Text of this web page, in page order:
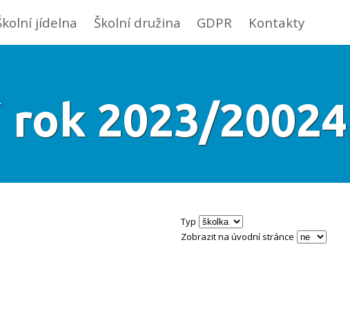
jídelna Školní družina GDPR Kontakty
2023/20024
Typ
Zobrazit na úvodní stránce